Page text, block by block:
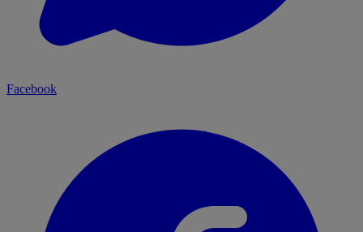
Facebook